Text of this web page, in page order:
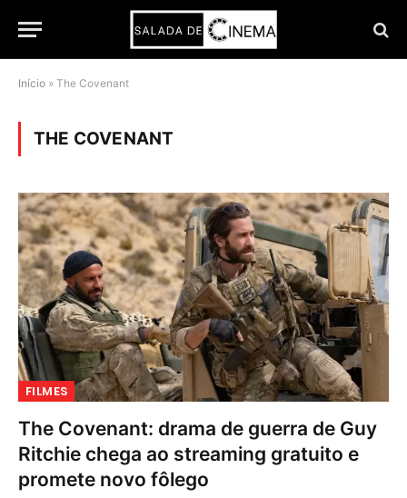
Início » The Covenant
THE COVENANT
FILMES
The Covenant: drama de guerra de Guy
Ritchie chega ao streaming gratuito e
promete novo fôlego